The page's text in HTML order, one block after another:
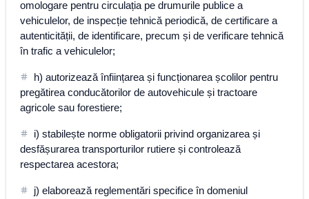
omologare pentru circulația pe drumurile publice a
vehiculelor, de inspecție tehnică periodică, de certificare a
autenticității, de identificare, precum și de verificare tehnică
în trafic a vehiculelor;
h) autorizează înființarea și funcționarea școlilor pentru
pregătirea conducătorilor de autovehicule și tractoare
agricole sau forestiere;
i) stabilește norme obligatorii privind organizarea și
desfășurarea transporturilor rutiere și controlează
respectarea acestora;
j) elaborează reglementări specifice în domeniul